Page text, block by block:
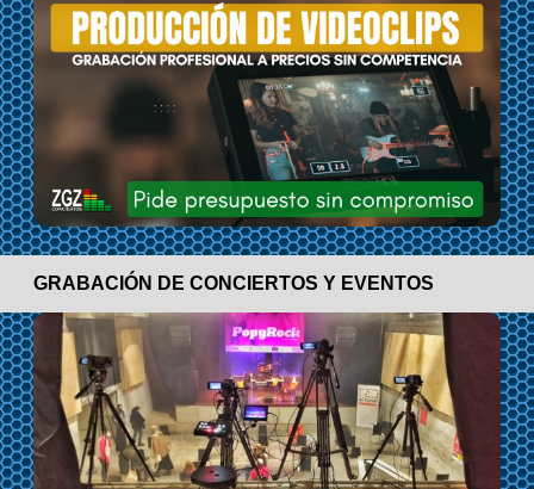
GRABACIÓN DE CONCIERTOS Y EVENTOS